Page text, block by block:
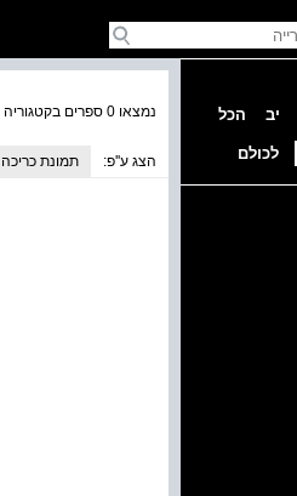
יב הכל
לכולם
נמצאו 0 ספרים בקטגוריה
הצג ע''פ: תמונת כריכה